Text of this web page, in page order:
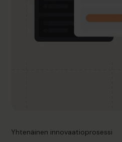
Yhtenäinen innovaatioprosessi